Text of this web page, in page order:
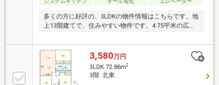
多くの方に好評の、3LDKの物件情報はこちらです。地
上13階建てで、住みやすい物件です。4.75平米の広さ
のバルコニー面積となっています。機能的で使いやす
いシステムキッチン付きなので、お料理を楽しめま
す。オール電化住宅は自然にも優しく、エコな生活を
お求めの方に優しくなっています。入浴時間を気にす
る必要のない追焚機能のある浴室です。快適な生活の
ために設計された中古マンションです。
3,580万円
3LDK 72.86m2
3階 北東